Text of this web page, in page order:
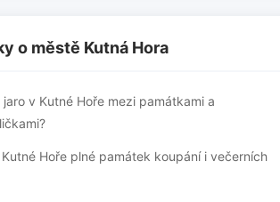
o městě Kutná Hora
v Kutné Hoře mezi památkami a
Hoře plné památek koupání i večerních